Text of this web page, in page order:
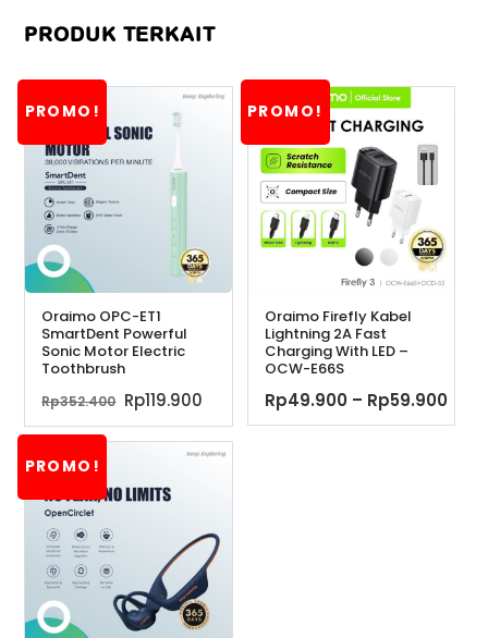
PRODUK TERKAIT
PROMO!
Oraimo OPC-ET1
SmartDent Powerful
Sonic Motor Electric
Toothbrush
Rp352.400 Harga
aslinya
adalah:
Rp119.900
saat
ini
PROMO!
Oraimo Firefly Kabel
Lightning 2A Fast
Charging With LED –
OCW-E66S
Rp49.900 – Rp59.900
PROMO!